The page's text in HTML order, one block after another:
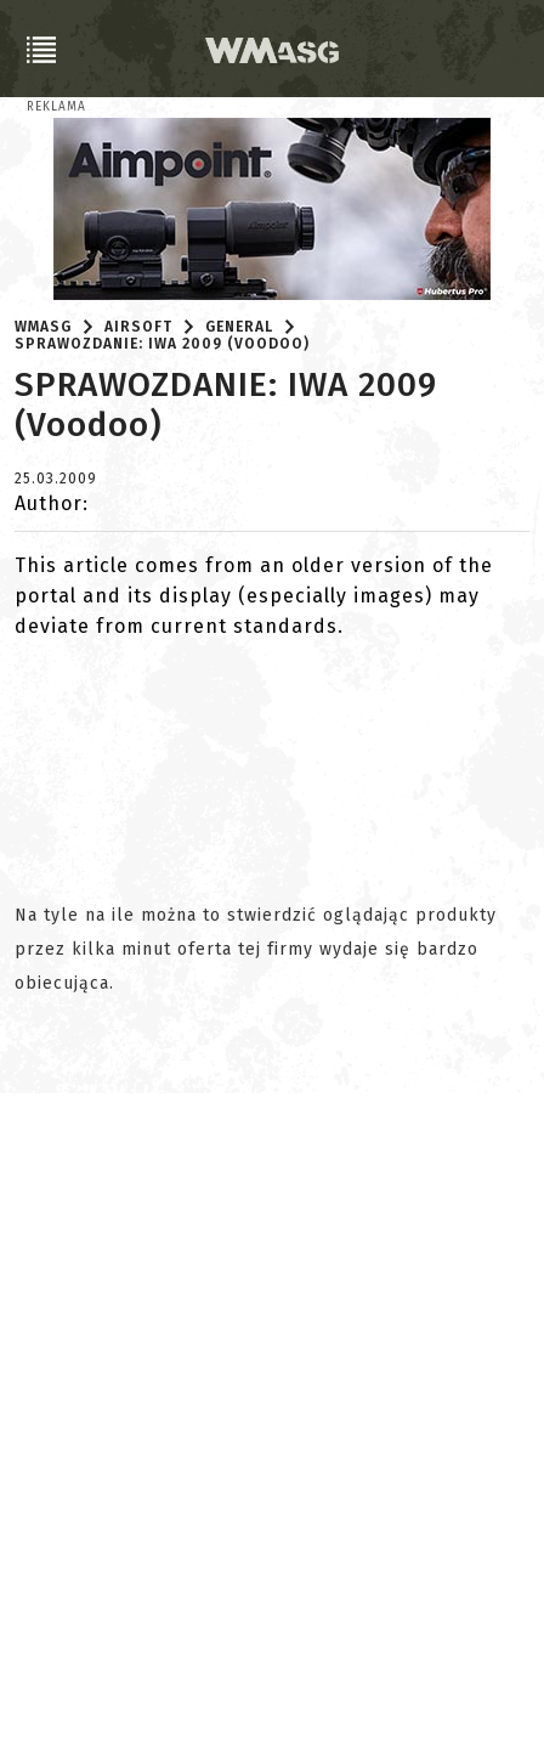
REKLAMA
WMASG AIRSOFT
GENERAL
SPRAWOZDANIE: IWA 2009 (VOODOO)
SPRAWOZDANIE: IWA 2009
(Voodoo)
25.03.2009
Author:
This article comes from an older version of the
portal and its display (especially images) may
deviate from current standards.
Na tyle na ile można to stwierdzić oglądając produkty
przez kilka minut oferta tej firmy wydaje się bardzo
obiecująca.